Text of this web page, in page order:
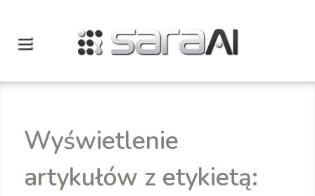
Wyświetlenie
artykułów z etykietą: